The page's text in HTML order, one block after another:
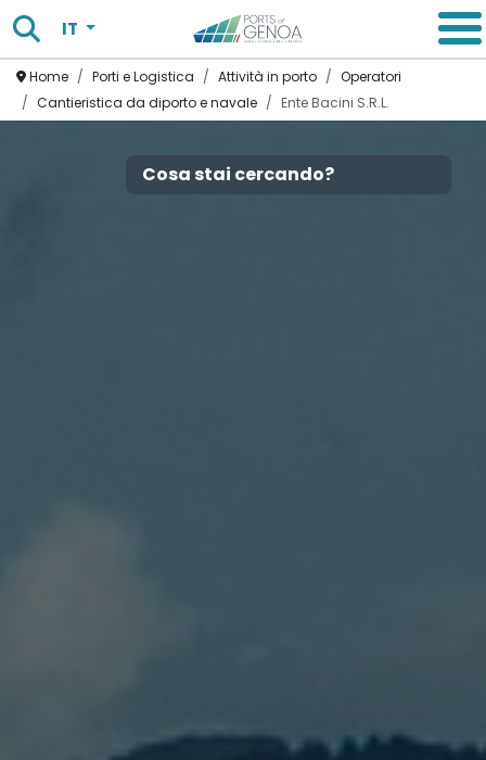
Chiudi
Cerca Seleziona la tua lingua
IT
Homepage
Home Porti e Logistica Attività in porto
Operatori
Cantieristica da diporto e navale
Ente Bacini S.R.L.